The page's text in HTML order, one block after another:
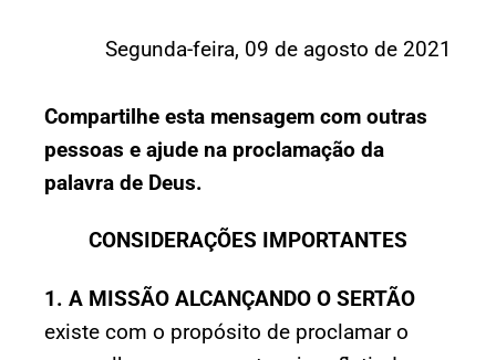
Segunda-feira, 09 de agosto de 2021
Compartilhe esta mensagem com outras
pessoas e ajude na proclamação da
palavra de Deus.
CONSIDERAÇÕES IMPORTANTES
1. A MISSÃO ALCANÇANDO O SERTÃO
existe com o propósito de proclamar o